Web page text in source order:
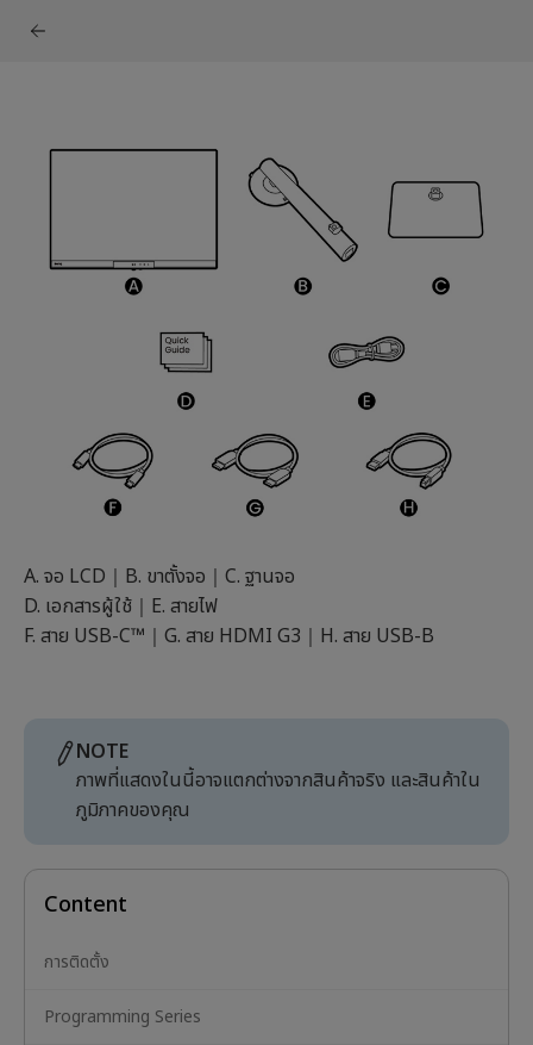
A. จอ LCD｜B. ขาตั้งจอ｜C. ฐานจอ
D. เอกสารผู้ใช้｜E. สายไฟ
F. สาย USB-C™｜G. สาย HDMI G3｜H. สาย USB-B
NOTE
ภาพที่แสดงในนี้อาจแตกต่างจากสินค้าจริง และสินค้าใน
ภูมิภาคของคุณ
Content
การติดตั้ง
Programming Series